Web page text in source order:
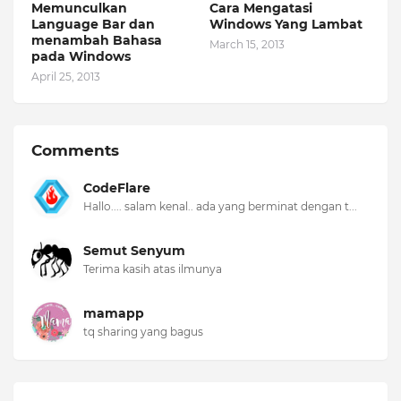
Memunculkan
Language Bar dan
menambah Bahasa
pada Windows
April 25, 2013
Cara Mengatasi
Windows Yang Lambat
March 15, 2013
Comments
CodeFlare
Hallo.... salam kenal.. ada yang berminat dengan t...
Semut Senyum
Terima kasih atas ilmunya
mamapp
tq sharing yang bagus